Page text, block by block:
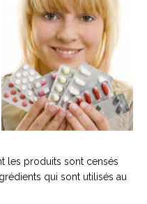
les produits sont censés
qui sont utilisés au